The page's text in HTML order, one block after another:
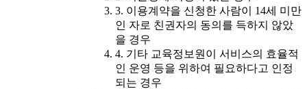
3. 이용계약을 신청한 사람이 14세 미만
인 자로 친권자의 동의를 득하지 않았
을 경우
4. 기타 교육정보원이 서비스의 효율적
인 운영 등을 위하여 필요하다고 인정
되는 경우